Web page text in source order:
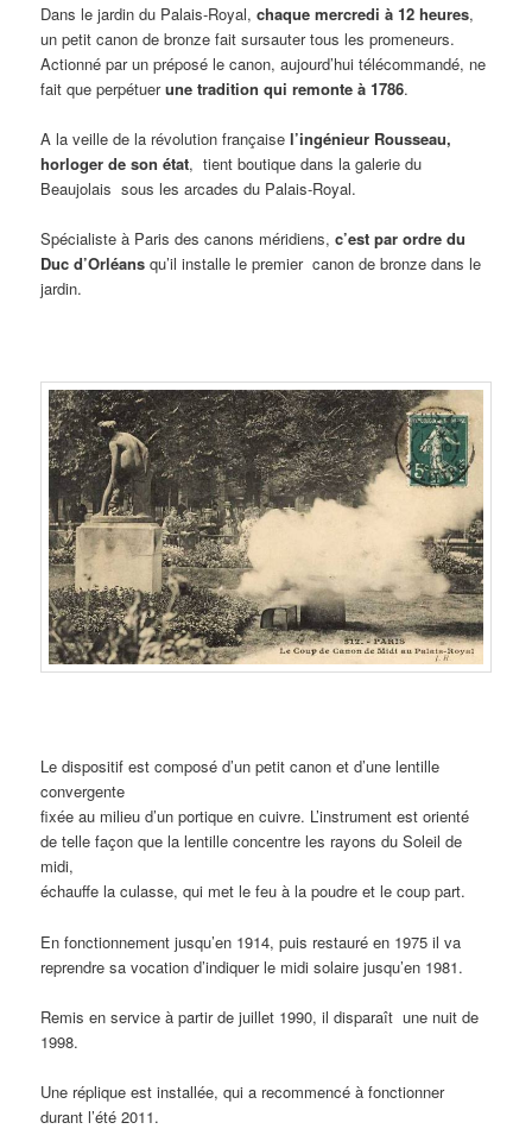
Dans le jardin du Palais-Royal,chaque mercredi à 12 heures,
un petit canon de bronze fait sursauter tous les promeneurs.
Actionné par un préposé le canon, aujourd’hui télécommandé, ne
fait que perpétuerune tradition qui remonte à 1786.
A la veille de la révolution françaisel’ingénieur Rousseau,
horloger de son état, tient boutique dans la galerie du
Beaujolais sous les arcades du Palais-Royal.
Spécialiste à Paris des canons méridiens,c’est par ordre du
Duc d’Orléans qu’il installe le premier canon de bronze dans le
jardin.
Le dispositif est composé d’un petit canon et d’une lentille
convergente
fixée au milieu d’un portique en cuivre. L’instrument est orienté
de telle façon que la lentille concentre les rayons du Soleil de
midi,
échauffe la culasse, qui met le feu à la poudre et le coup part.
En fonctionnement jusqu’en 1914, puis restauré en 1975 il va
reprendre sa vocation d’indiquer le midi solaire jusqu’en 1981.
Remis en service à partir de juillet 1990, il disparaît une nuit de
1998.
Une réplique est installée, qui a recommencé à fonctionner
durant l’été 2011.